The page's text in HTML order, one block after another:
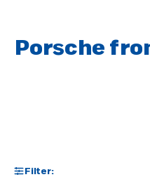
Porsche
Filter: